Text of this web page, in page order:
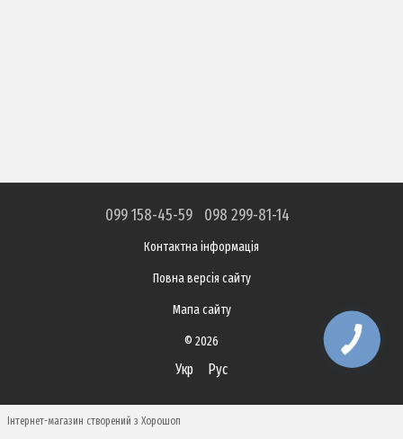
099 158-45-59 098 299-81-14
Контактна інформація
Повна версія сайту
Мапа сайту
© 2026
Укр Рус
Інтернет-магазин створений з Хорошоп